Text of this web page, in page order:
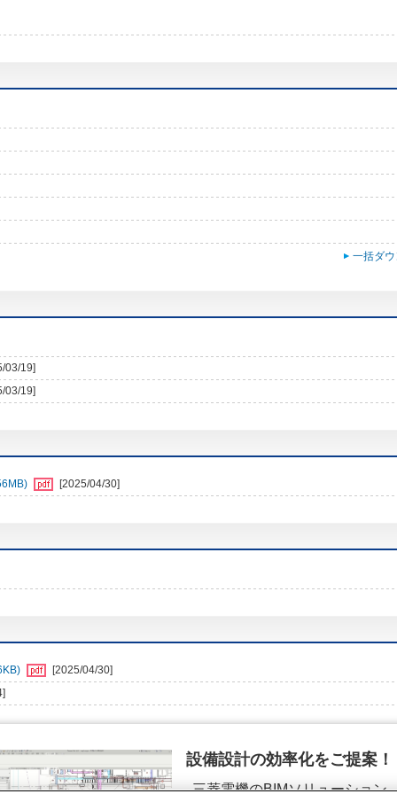
一括ダ
03/19]
03/19]
[2025/04/30]
[2025/04/30]
設備設計の効率化をご提案！
三菱電機のBIMソリューション